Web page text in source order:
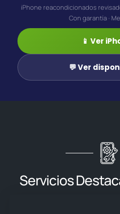
iPhone reacondicionados
Con garantía ·
📱 Ver
💬 Ver
Servicios